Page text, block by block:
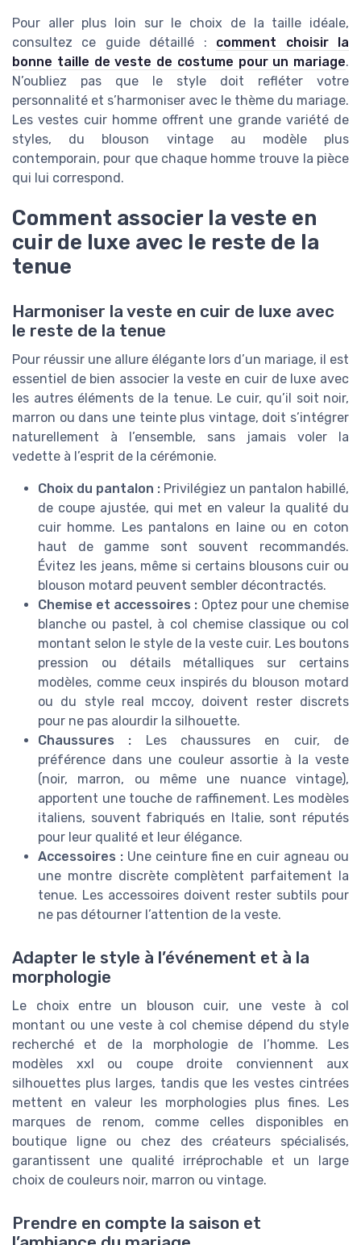
Pour aller plus loin sur le choix de la taille idéale,
consultez ce guide détaillé : comment choisir la
bonne taille de veste de costume pour un mariage.
N’oubliez pas que le style doit refléter votre
personnalité et s’harmoniser avec le thème du mariage.
Les vestes cuir homme offrent une grande variété de
styles, du blouson vintage au modèle plus
contemporain, pour que chaque homme trouve la pièce
qui lui correspond.
Comment associer la veste en
cuir de luxe avec le reste de la
tenue
Harmoniser la veste en cuir de luxe avec
le reste de la tenue
Pour réussir une allure élégante lors d’un mariage, il est
essentiel de bien associer la veste en cuir de luxe avec
les autres éléments de la tenue. Le cuir, qu’il soit noir,
marron ou dans une teinte plus vintage, doit s’intégrer
naturellement à l’ensemble, sans jamais voler la
vedette à l’esprit de la cérémonie.
Choix du pantalon : Privilégiez un pantalon habillé,
de coupe ajustée, qui met en valeur la qualité du
cuir homme. Les pantalons en laine ou en coton
haut de gamme sont souvent recommandés.
Évitez les jeans, même si certains blousons cuir ou
blouson motard peuvent sembler décontractés.
Chemise et accessoires : Optez pour une chemise
blanche ou pastel, à col chemise classique ou col
montant selon le style de la veste cuir. Les boutons
pression ou détails métalliques sur certains
modèles, comme ceux inspirés du blouson motard
ou du style real mccoy, doivent rester discrets
pour ne pas alourdir la silhouette.
Chaussures : Les chaussures en cuir, de
préférence dans une couleur assortie à la veste
(noir, marron, ou même une nuance vintage),
apportent une touche de raffinement. Les modèles
italiens, souvent fabriqués en Italie, sont réputés
pour leur qualité et leur élégance.
Accessoires :Une ceinture fine en cuir agneau ou
une montre discrète complètent parfaitement la
tenue. Les accessoires doivent rester subtils pour
ne pas détourner l’attention de la veste.
Adapter le style à l’événement et à la
morphologie
Le choix entre un blouson cuir, une veste à col
montant ou une veste à col chemise dépend du style
recherché et de la morphologie de l’homme. Les
modèles xxl ou coupe droite conviennent aux
silhouettes plus larges, tandis que les vestes cintrées
mettent en valeur les morphologies plus fines. Les
marques de renom, comme celles disponibles en
boutique ligne ou chez des créateurs spécialisés,
garantissent une qualité irréprochable et un large
choix de couleurs noir, marron ou vintage.
Prendre en compte la saison et